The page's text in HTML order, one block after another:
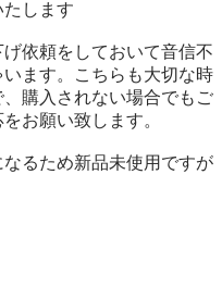
します
依頼をしておいて音信不
ます。こちらも大切な時
購入されない場合でもご
お願い致します。
るため新品未使用ですが